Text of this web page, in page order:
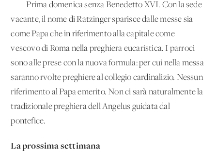
Prima domenica senza Benedetto XVI. Con la sede
vacante, il nome di Ratzinger sparisce dalle messe sia
come Papa che in riferimento alla capitale come
vescovo di Roma nella preghiera eucaristica. I parroci
sono alle prese con la nuova formula: per cui nella messa
saranno rvolte preghiere al collegio cardinalizio. Nessun
riferimento al Papa emerito. Non ci sarà naturalmente la
tradizionale preghiera dell'Angelus guidata dal
pontefice.
La prossima settimana